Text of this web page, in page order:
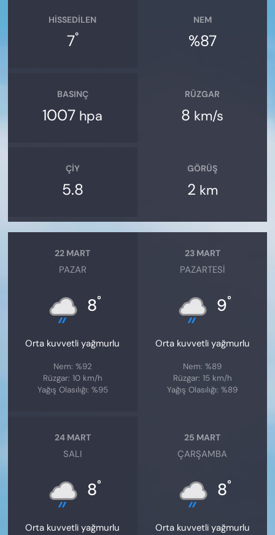
HISSEDILEN
7°
NEM
%87
BASINÇ
1007 hpa
RÜZGAR
8 km/s
ÇIY
5.8
GÖRÜŞ
2 km
22 MART
PAZAR
8°
Orta kuvvetli yağmurlu
Nem: %92
Rüzgar: 10 km/h
Yağış Olasılığı: %95
23 MART
PAZARTESI
9°
Orta kuvvetli yağmurlu
Nem: %89
Rüzgar: 15 km/h
Yağış Olasılığı: %89
24 MART
SALI
8°
Orta kuvvetli yağmurlu
25 MART
ÇARŞAMBA
8°
Orta kuvvetli yağmurlu